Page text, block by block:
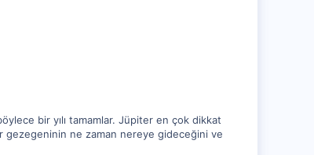
bir yılı tamamlar. Jüpiter en çok dikkat
gezegeninin ne zaman nereye gideceğini ve